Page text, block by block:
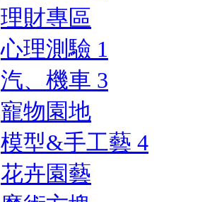
理財專區
心理測驗 1
汽、機車 3
寵物園地
模型&手工藝 4
花卉園藝